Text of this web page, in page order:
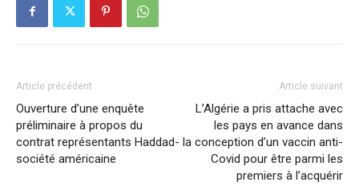
Article précédent
Ouverture d’une enquête
préliminaire à propos du
contrat représentants Haddad-
société américaine
Article suivant
L’Algérie a pris attache avec
les pays en avance dans
la conception d’un vaccin anti-
Covid pour être parmi les
premiers à l’acquérir